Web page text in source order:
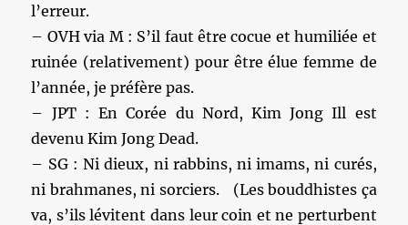
l’erreur.
– OVH via M : S’il faut être cocue et humiliée et
ruinée (relativement) pour être élue femme de
l’année, je préfère pas.
– JPT : En Corée du Nord, Kim Jong Ill est
devenu Kim Jong Dead.
– SG : Ni dieux, ni rabbins, ni imams, ni curés,
ni brahmanes, ni sorciers. (Les bouddhistes ça
va, s’ils lévitent dans leur coin et ne perturbent